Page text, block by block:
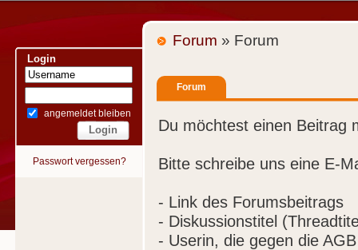
Login
angemeldet bleiben
Passwort vergessen?
Forum » Forum
Forum
Du möchtest einen Beitrag
Bitte schreibe uns eine E-
- Link des Forumsbeitrags
- Diskussionstitel
- Userin, die gegen die